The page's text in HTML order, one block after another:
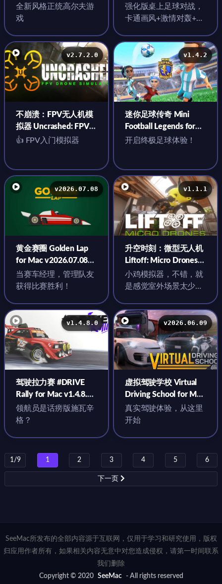
v1.9.13 中文原生版
全新风格正统高尔夫游
戏
生版
强化版桌上足球对战，
卡通画风+激情对轰+狂
v2.7.2.0
不崩溃：FPV无人机模
拟器 Uncrashed: FPV
Drone Simulator for
👍 FPV入门模拟器
v1.4.2
迷你足球传奇 Mini
Football Legends for
Mac v1.4.2 中文原生版
开启终极足球体验！
v2026.07.08
黄金赛圈 Golden Lap
for Mac v2026.07.08
英文原生版
当赛车经理，管理队友
获得比赛胜利！
v1.1.1
升空时刻：微型无人机
Liftoff: Micro Drones
for Mac v1.1.1 英文原
生版
小鸡模拟器，不错，就
是感觉室外场景太少
v1.4.8.0
驾驶拉力赛 #DRIVE
Rally for Mac v1.4.8.0
中文原生版
领航员是话痨版施瓦辛
格？
v2026.06.09
虚拟驾驶学校 Virtual
Driving School for Mac
v2026.06.09 中文原生
版
真实驾驶体验，从这里
开始
1/9 1 2 3 4 5 6
下一页
SeeMac所发布的全部内容源于互联网，仅用于学习和研究使用，版权
归应用作者所有，如果相关内容无意中对您造成侵权，请第一时间联系
我们删除
Copyright © 2020 SeeMac - All rights reserved